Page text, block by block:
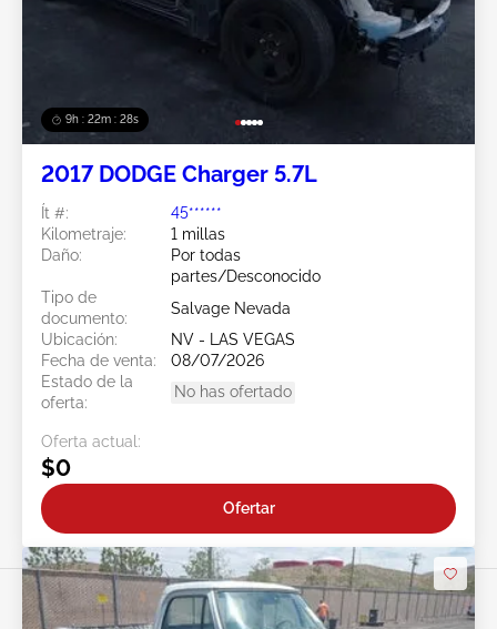
9h : 22m : 25s
2017 DODGE Charger 5.7L
Ít #:
45******
Kilometraje:
1 millas
Daño:
Por todas
partes/Desconocido
Tipo de
documento:
Salvage Nevada
Ubicación:
NV - LAS VEGAS
Fecha de venta:
08/07/2026
Estado de la
oferta:
No has ofertado
Oferta actual:
$0
Ofertar